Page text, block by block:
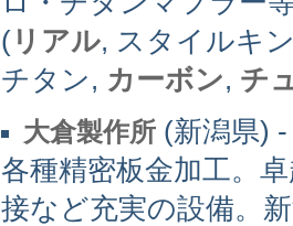
( リアル, スタイルキ
チタン, カーボン, チ
大倉製作所 (新潟県) -
各種精密板金加工。
接など充実の設備。